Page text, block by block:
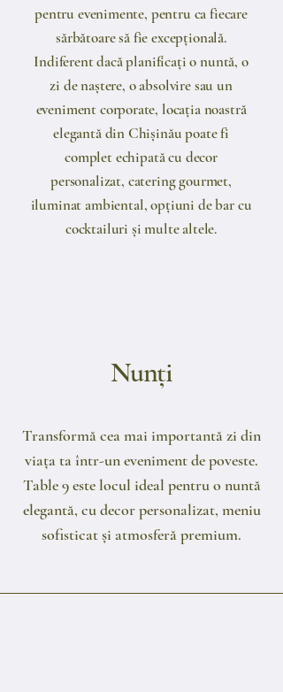
pentru evenimente, pentru ca fiecare
sărbătoare să fie excepțională.
Indiferent dacă planificați o nuntă, o
zi de naștere, o absolvire sau un
eveniment corporate, locația noastră
elegantă din Chișinău poate fi
complet echipată cu decor
personalizat, catering gourmet,
iluminat ambiental, opțiuni de bar cu
cocktailuri și multe altele.
Nunți
Transformă cea mai importantă zi din
viața ta într-un eveniment de poveste.
Table 9 este locul ideal pentru o nuntă
elegantă, cu decor personalizat, meniu
sofisticat și atmosferă premium.